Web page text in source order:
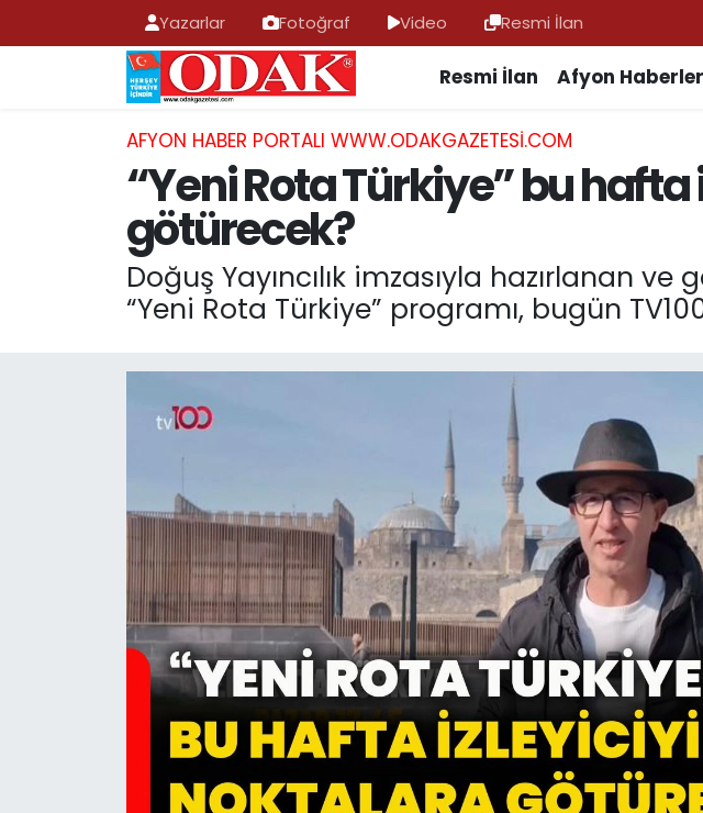
Yazarlar Fotoğraf Video Resmi İlan
Resmi İlan Afyon
AFYON HABER PORTALI WWW.ODAKGAZETESI.COM
“Yeni Rota Türkiye” bu
götürecek?
Doğuş Yayıncılık imzasıyla hazırlanan
“Yeni Rota Türkiye” programı, bugün
AFYONKARAHİSAR HABERLERİ
Resmi İlan
GÜNCEL
SİYASET
11:11 MANŞET
Nöbetçi Eczaneler
Hava Durumu
Trafik Durumu
Süper Lig Puan Durumu ve Fikstür
Tüm Manşetler
Haber Arşivi